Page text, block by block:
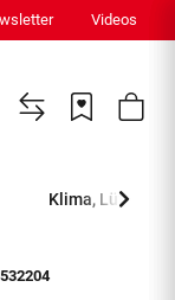
Videos
Klima, Lüftung